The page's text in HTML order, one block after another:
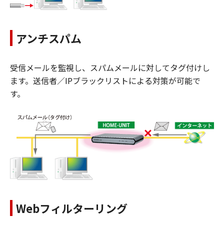
アンチスパム
受信メールを監視し、スパムメールに対してタグ付けし
ます。送信者／IPブラックリストによる対策が可能で
す。
Webフィルターリング